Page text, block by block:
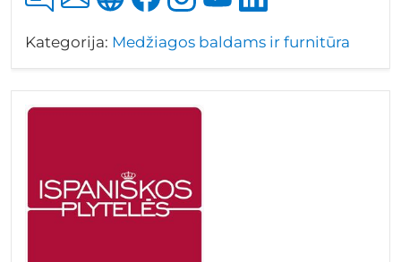
Kategorija: Medžiagos baldams ir furnitūra